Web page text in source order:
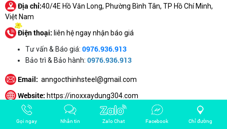
Địa chỉ:40/4E Hồ Văn Long, Phường Bình Tân, TP Hồ Chí Minh,
Việt Nam
Điện thoại: liên hệ ngay nhận báo giá
Tư vấn & Báo giá: 0976.936.913
Bảo trì & Bảo hành: 0976.936.913
Email: anngocthinhsteel@gmail.com
Website: https://inoxxaydung304.com
CHÍNH SÁCH
Gọi ngay Nhắn tin Zalo Chat Facebook Chỉ đường